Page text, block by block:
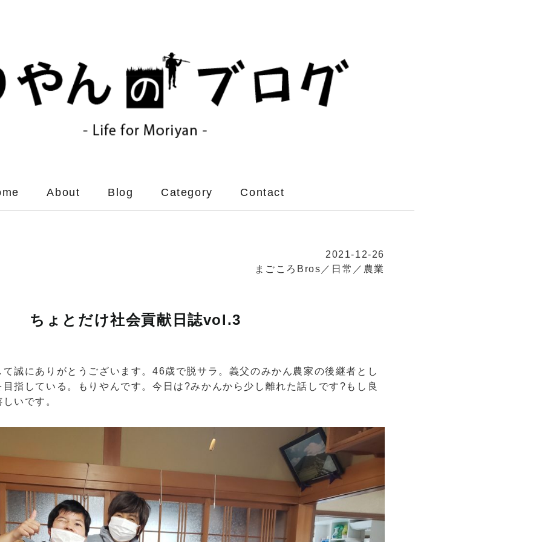
About Blog Category Contact
2021-12-26
まごころBros／日常／農業
ちょとだけ社会貢献日誌vol.3
誠にありがとうございます。46歳で脱サラ。義父のみかん農家の後継者とし
指している。もりやんです。今日は?みかんから少し離れた話しです?もし良
いです。